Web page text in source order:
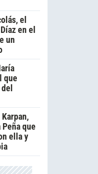
el
en el
un
que
que
ella y